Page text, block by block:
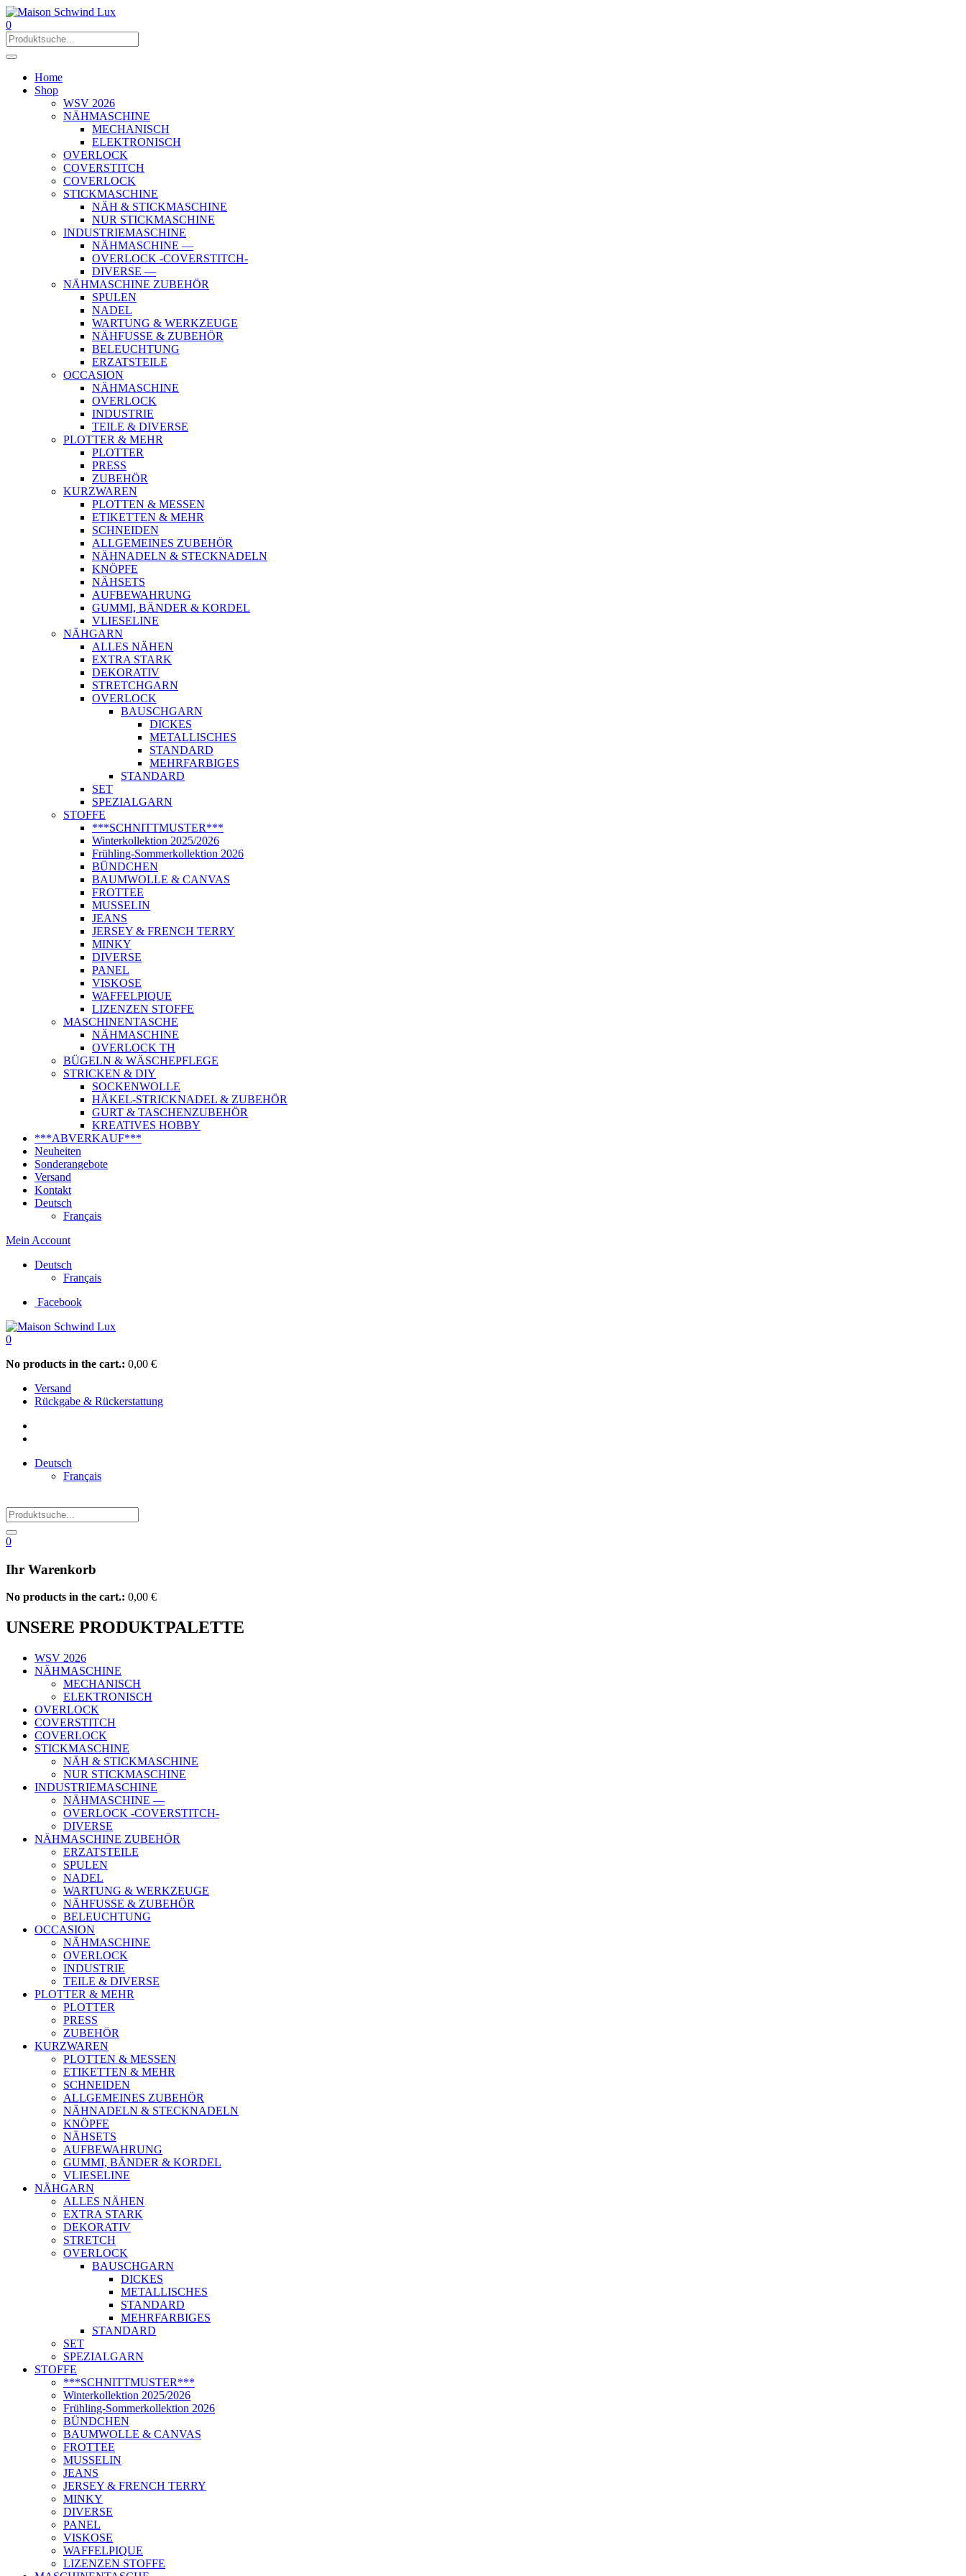
0
Home
Shop
WSV 2026
NÄHMASCHINE
MECHANISCH
ELEKTRONISCH
OVERLOCK
COVERSTITCH
COVERLOCK
STICKMASCHINE
NÄH & STICKMASCHINE
NUR STICKMASCHINE
INDUSTRIEMASCHINE
NÄHMASCHINE —
OVERLOCK -COVERSTITCH-
DIVERSE —
NÄHMASCHINE ZUBEHÖR
SPULEN
NADEL
WARTUNG & WERKZEUGE
NÄHFUSSE & ZUBEHÖR
BELEUCHTUNG
ERZATSTEILE
OCCASION
NÄHMASCHINE
OVERLOCK
INDUSTRIE
TEILE & DIVERSE
PLOTTER & MEHR
PLOTTER
PRESS
ZUBEHÖR
KURZWAREN
PLOTTEN & MESSEN
ETIKETTEN & MEHR
SCHNEIDEN
ALLGEMEINES ZUBEHÖR
NÄHNADELN & STECKNADELN
KNÖPFE
NÄHSETS
AUFBEWAHRUNG
GUMMI, BÄNDER & KORDEL
VLIESELINE
NÄHGARN
ALLES NÄHEN
EXTRA STARK
DEKORATIV
STRETCHGARN
OVERLOCK
BAUSCHGARN
DICKES
METALLISCHES
STANDARD
MEHRFARBIGES
STANDARD
SET
SPEZIALGARN
STOFFE
***SCHNITTMUSTER***
Winterkollektion 2025/2026
Frühling-Sommerkollektion 2026
BÜNDCHEN
BAUMWOLLE & CANVAS
FROTTEE
MUSSELIN
JEANS
JERSEY & FRENCH TERRY
MINKY
DIVERSE
PANEL
VISKOSE
WAFFELPIQUE
LIZENZEN STOFFE
MASCHINENTASCHE
NÄHMASCHINE
OVERLOCK TH
BÜGELN & WÄSCHEPFLEGE
STRICKEN & DIY
SOCKENWOLLE
HÄKEL-STRICKNADEL & ZUBEHÖR
GURT & TASCHENZUBEHÖR
KREATIVES HOBBY
***ABVERKAUF***
Neuheiten
Sonderangebote
Versand
Kontakt
Deutsch
Français
Mein Account
Deutsch
Français
Facebook
0
No products in the cart.: 0,00 €
Versand
Rückgabe & Rückerstattung
Deutsch
Français
0
Ihr Warenkorb
No products in the cart.: 0,00 €
UNSERE PRODUKTPALETTE
WSV 2026
NÄHMASCHINE
MECHANISCH
ELEKTRONISCH
OVERLOCK
COVERSTITCH
COVERLOCK
STICKMASCHINE
NÄH & STICKMASCHINE
NUR STICKMASCHINE
INDUSTRIEMASCHINE
NÄHMASCHINE —
OVERLOCK -COVERSTITCH-
DIVERSE
NÄHMASCHINE ZUBEHÖR
ERZATSTEILE
SPULEN
NADEL
WARTUNG & WERKZEUGE
NÄHFUSSE & ZUBEHÖR
BELEUCHTUNG
OCCASION
NÄHMASCHINE
OVERLOCK
INDUSTRIE
TEILE & DIVERSE
PLOTTER & MEHR
PLOTTER
PRESS
ZUBEHÖR
KURZWAREN
PLOTTEN & MESSEN
ETIKETTEN & MEHR
SCHNEIDEN
ALLGEMEINES ZUBEHÖR
NÄHNADELN & STECKNADELN
KNÖPFE
NÄHSETS
AUFBEWAHRUNG
GUMMI, BÄNDER & KORDEL
VLIESELINE
NÄHGARN
ALLES NÄHEN
EXTRA STARK
DEKORATIV
STRETCH
OVERLOCK
BAUSCHGARN
DICKES
METALLISCHES
STANDARD
MEHRFARBIGES
STANDARD
SET
SPEZIALGARN
STOFFE
***SCHNITTMUSTER***
Winterkollektion 2025/2026
Frühling-Sommerkollektion 2026
BÜNDCHEN
BAUMWOLLE & CANVAS
FROTTEE
MUSSELIN
JEANS
JERSEY & FRENCH TERRY
MINKY
DIVERSE
PANEL
VISKOSE
WAFFELPIQUE
LIZENZEN STOFFE